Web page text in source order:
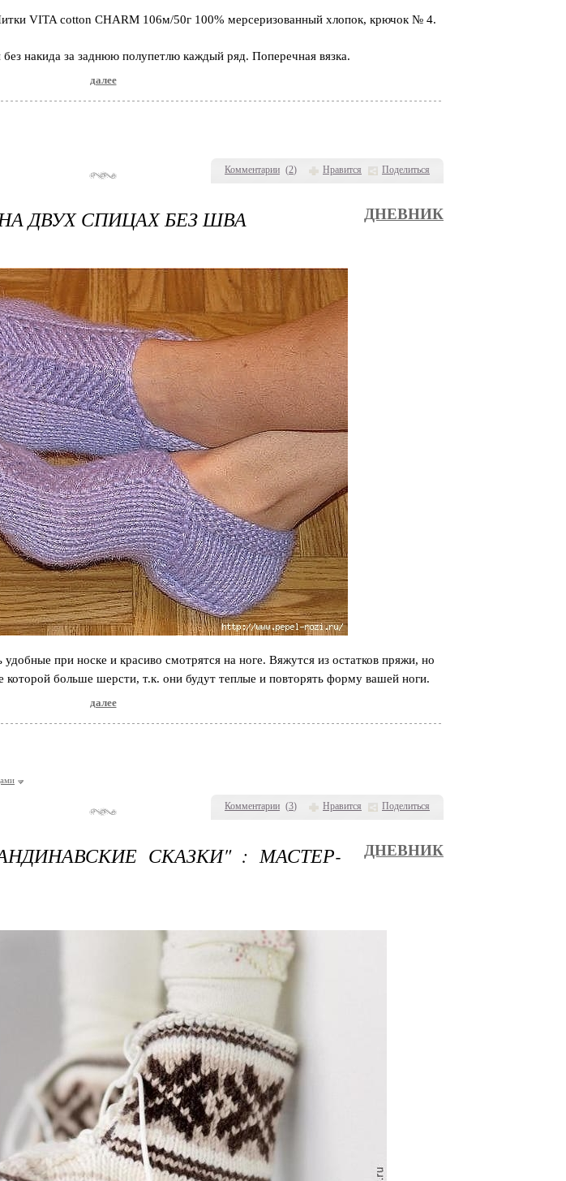
Комментарии (2) Нравится Поделиться
VITA cotton CHARM 106м/50г 100% мерсеризованный хлопок, крючок № 4.
накида за заднюю полупетлю каждый ряд. Поперечная вязка.
далее
Комментарии (3) Нравится Поделиться
ДВУХ СПИЦАХ БЕЗ ШВА ДНЕВНИК
при носке и красиво смотрятся на ноге. Вяжутся из остатков пряжи, но
которой больше шерсти, т.к. они будут теплые и повторять форму вашей ноги.
далее
СКАЗКИ" : МАСТЕР-
ДНЕВНИК